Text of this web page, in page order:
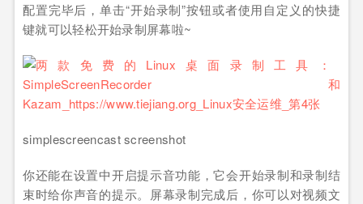
配置完毕后，单击“开始录制”按钮或者使用自定义的快捷
键就可以轻松开始录制屏幕啦~
simplescreencast screenshot
你还能在设置中开启提示音功能，它会开始录制和录制结
束时给你声音的提示。屏幕录制完成后，你可以对视频文